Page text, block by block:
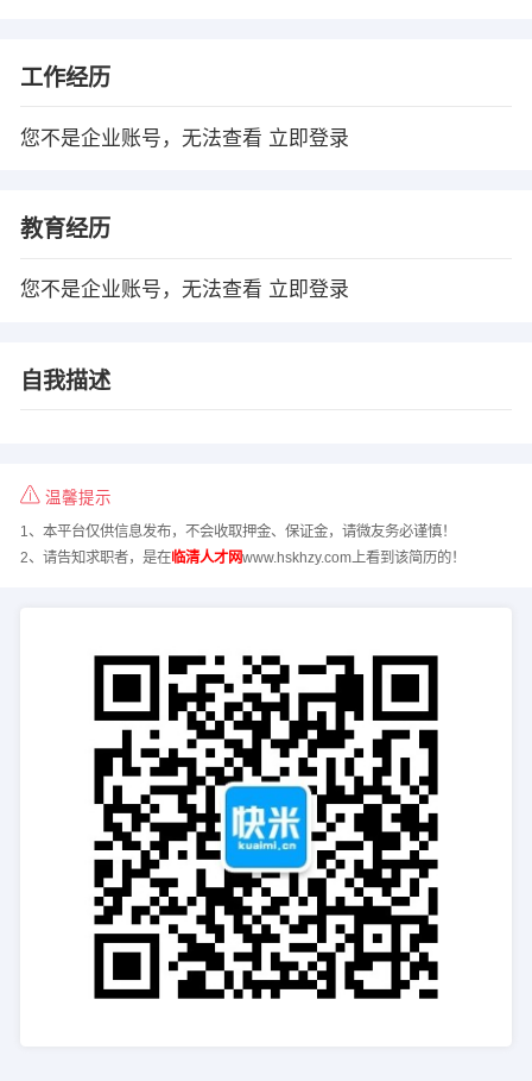
工作经历
您不是企业账号，无法查看 立即登录
教育经历
您不是企业账号，无法查看 立即登录
自我描述
温馨提示
1、本平台仅供信息发布，不会收取押金、保证金，请微友务必谨慎！
2、请告知求职者，是在临清人才网www.hskhzy.com上看到该简历的！